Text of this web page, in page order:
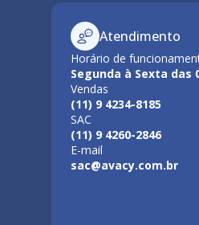
Atendimento
Horário de
Segunda à Sexta das
Vendas
(11) 9 4234-8185
SAC
(11) 9 4260-2846
E-mail
sac@avacy.com.br